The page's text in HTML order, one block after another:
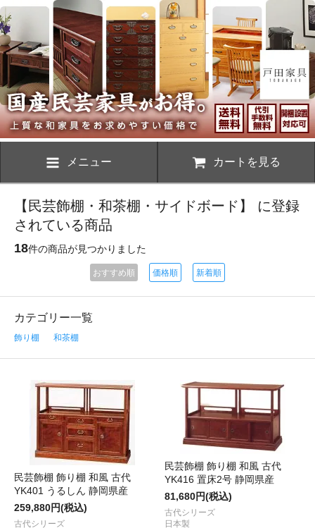
メニュー カートを見る
【民芸飾棚・和茶棚・サイドボード】 に登録
されている商品
18件の商品が見つかりました
おすすめ順 価格順 新着順
カテゴリー一覧
飾り棚 和茶棚
民芸飾棚 飾り棚 和風 古代
YK401 うるしん 静岡県産
259,880円(税込)
古代シリーズ
民芸飾棚 飾り棚 和風 古代
YK416 置床2号 静岡県産
81,680円(税込)
古代シリーズ
日本製